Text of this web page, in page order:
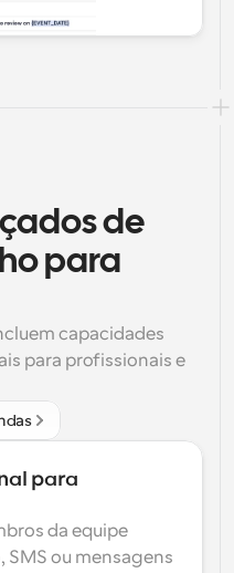
de
para
capacidades
para profissionais e
para
da equipe
SMS ou mensagens